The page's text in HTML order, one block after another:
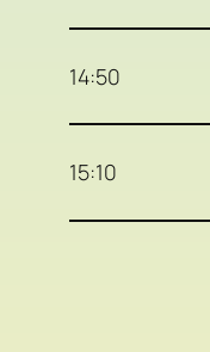
14:50
15:10